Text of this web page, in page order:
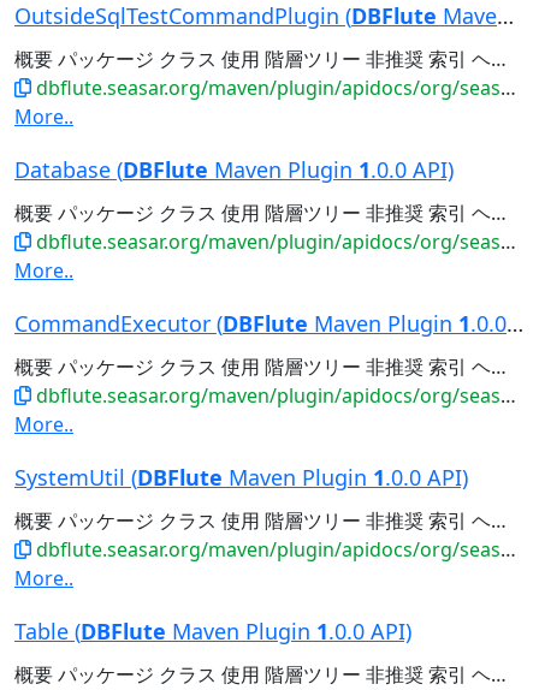
OutsideSqlTestCommandPlugin (DBFlute Maven Plug...
概要 パッケージ クラス 使用 階層ツリー 非推奨 索引 ヘルプ 前のクラス 次のクラス フレーム フレームなし すべてのクラス 概要: ネスト | フィールド | コンストラクタ | メソッド 詳細: フィールド | コンストラクタ...
dbflute.seasar.org/maven/plugin/apidocs/org/seasar/dbflute/maven/plugin/OutsideSqlTestCommandPlug...
More..
Database (DBFlute Maven Plugin 1.0.0 API)
概要 パッケージ クラス 使用 階層ツリー 非推奨 索引 ヘルプ 前のクラス 次のクラス フレーム フレームなし すべてのクラス 概要: ネスト | フィールド | コンストラクタ | メソッド 詳細: フィールド | コンストラクタ...
dbflute.seasar.org/maven/plugin/apidocs/org/seasar/dbflute/maven/plugin/entity/Database.html
More..
CommandExecutor (DBFlute Maven Plugin 1.0.0 API)
概要 パッケージ クラス 使用 階層ツリー 非推奨 索引 ヘルプ 前のクラス 次のクラス フレーム フレームなし すべてのクラス 概要: ネスト | フィールド | コンストラクタ | メソッド 詳細: フィールド | コンストラクタ...
dbflute.seasar.org/maven/plugin/apidocs/org/seasar/dbflute/maven/plugin/command/CommandExecutor.html
More..
SystemUtil (DBFlute Maven Plugin 1.0.0 API)
概要 パッケージ クラス 使用 階層ツリー 非推奨 索引 ヘルプ 前のクラス 次のクラス フレーム フレームなし すべてのクラス 概要: ネスト | フィールド | コンストラクタ | メソッド 詳細: フィールド | コンストラクタ...
dbflute.seasar.org/maven/plugin/apidocs/org/seasar/dbflute/maven/plugin/util/SystemUtil.html
More..
Table (DBFlute Maven Plugin 1.0.0 API)
概要 パッケージ クラス 使用 階層ツリー 非推奨 索引 ヘルプ 前のクラス 次のクラス フレーム フレームなし すべてのクラス 概要: ネスト | フィールド | コンストラクタ | メソッド 詳細: フィールド | コンストラクタ...